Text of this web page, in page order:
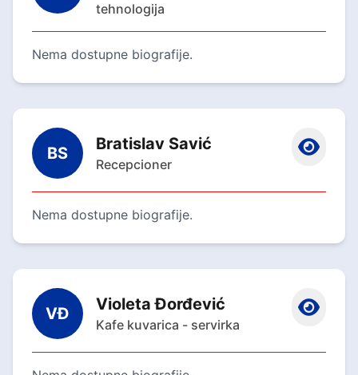
tehnologija
Nema dostupne biografije.
BS Bratislav Savić
Recepcioner
Nema dostupne biografije.
VĐ Violeta Đorđević
Kafe kuvarica - servirka